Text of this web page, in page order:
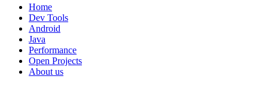
Skip
content
Home
Dev Tools
Android
Java
Performance
Open Projects
About us